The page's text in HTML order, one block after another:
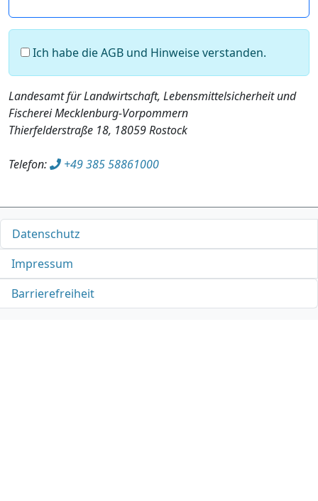
Ich habe die AGB und Hinweise verstanden.
Landesamt für Landwirtschaft, Lebensmittelsicherheit und
Fischerei Mecklenburg-Vorpommern
Thierfelderstraße 18, 18059 Rostock
Telefon: +49 385 58861000
Datenschutz
Impressum
Barrierefreiheit